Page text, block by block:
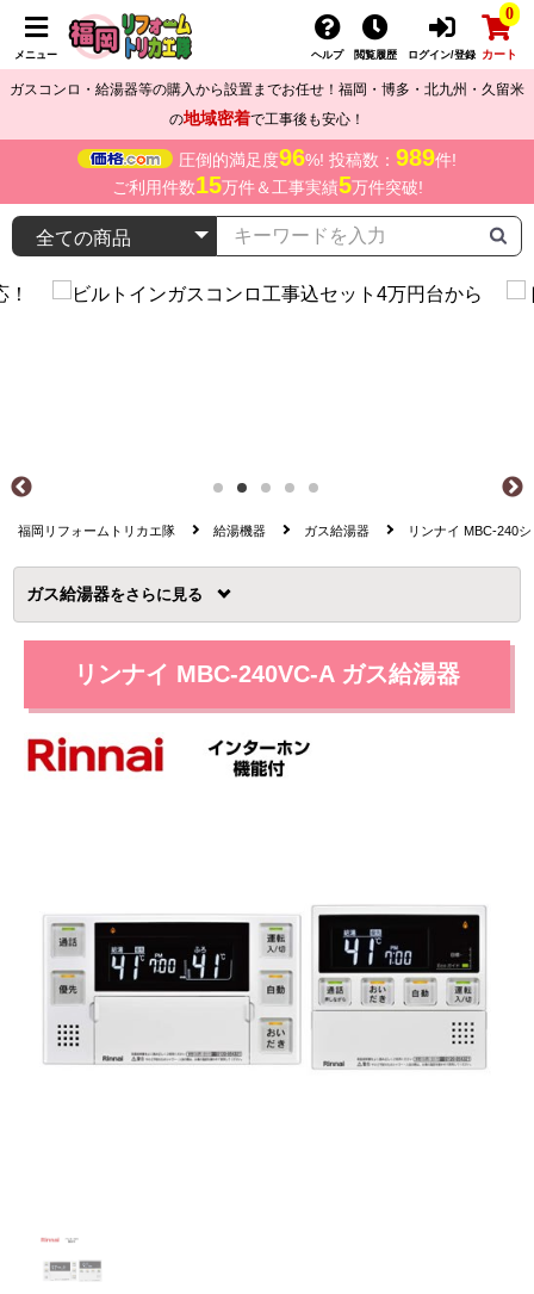
メニュー ヘルプ 閲覧履歴 ログイン/登録
0
カート
ガスコンロ・給湯器等の購入から設置までお任せ！福岡・博多・北九州・久留米
の地域密着で工事後も安心！
圧倒的満足度96%! 投稿数： 989件!
ご利用件数15万件＆工事実績5万件突破!
福岡リフォームトリカエ隊 給湯機器 ガス給湯器 リンナイ MBC-240
ガス給湯器を
リンナイ MBC-240VC-A ガス給湯器